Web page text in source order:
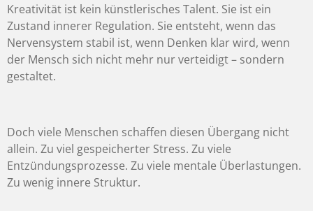
Kreativität ist kein künstlerisches Talent. Sie ist ein
Zustand innerer Regulation. Sie entsteht, wenn das
Nervensystem stabil ist, wenn Denken klar wird, wenn
der Mensch sich nicht mehr nur verteidigt – sondern
gestaltet.
Doch viele Menschen schaffen diesen Übergang nicht
allein. Zu viel gespeicherter Stress. Zu viele
Entzündungsprozesse. Zu viele mentale Überlastungen.
Zu wenig innere Struktur.